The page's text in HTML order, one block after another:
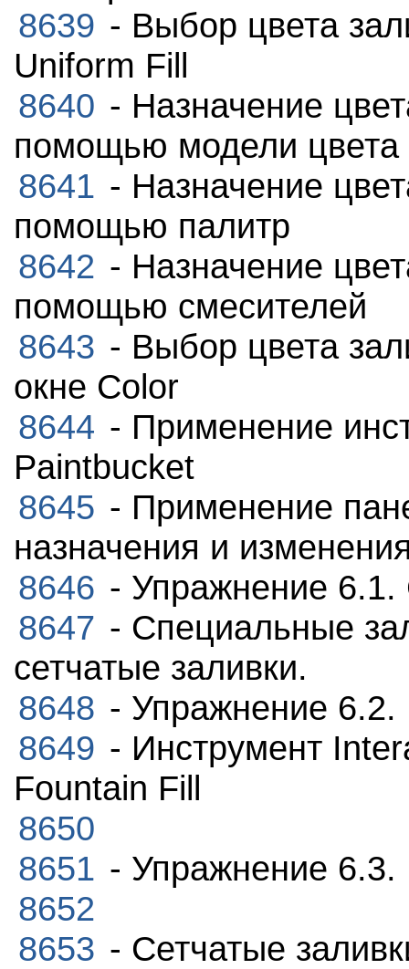
8639 - Выбор цвета
Uniform Fill
8640 - Назначение
помощью модели цвета
8641 - Назначение
помощью палитр
8642 - Назначение
помощью смесителей
8643 - Выбор цвета
окне Color
8644 - Применение
Paintbucket
8645 - Применение
назначения и
8646 - Упражнение 6.1.
8647 - Специальные
сетчатые заливки.
8648 - Упражнение 6.2.
8649 - Инструмент
Fountain Fill
8650
8651 - Упражнение 6.3.
8652
8653 - Сетчатые